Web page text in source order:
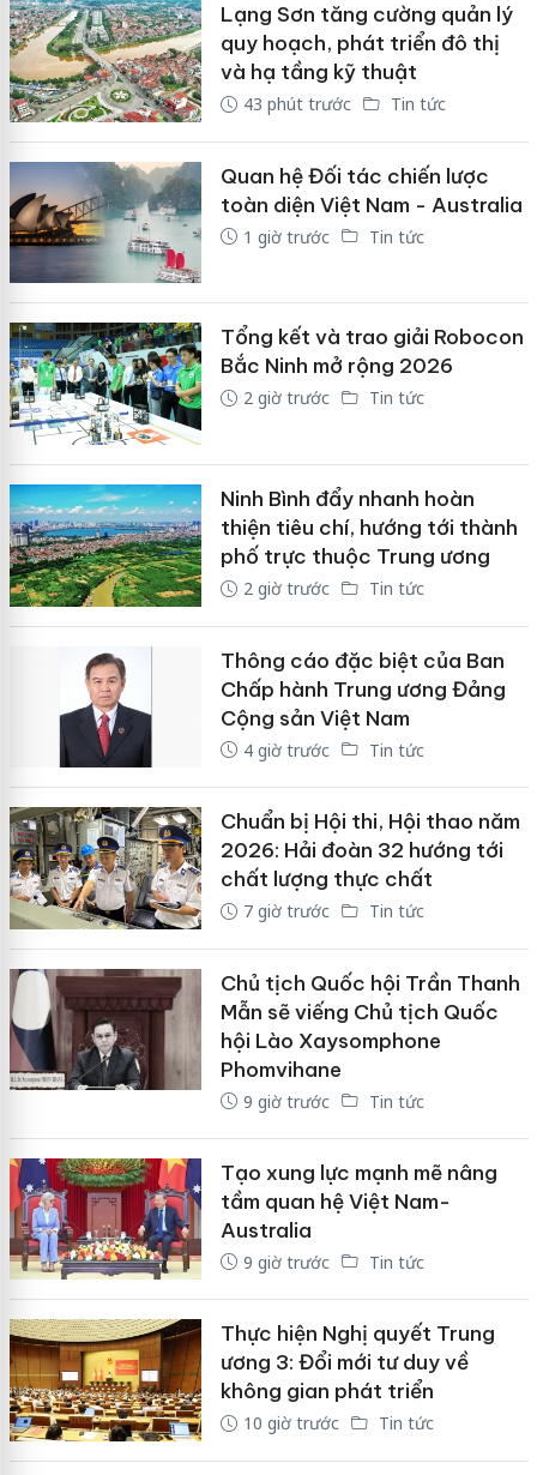
Lạng Sơn tăng cường quản lý
quy hoạch, phát triển đô thị
và hạ tầng kỹ thuật
43 phút trước Tin tức
Quan hệ Đối tác chiến lược
toàn diện Việt Nam - Australia
1 giờ trước Tin tức
Tổng kết và trao giải Robocon
Bắc Ninh mở rộng 2026
2 giờ trước Tin tức
Ninh Bình đẩy nhanh hoàn
thiện tiêu chí, hướng tới thành
phố trực thuộc Trung ương
2 giờ trước Tin tức
Thông cáo đặc biệt của Ban
Chấp hành Trung ương Đảng
Cộng sản Việt Nam
4 giờ trước Tin tức
Chuẩn bị Hội thi, Hội thao năm
2026: Hải đoàn 32 hướng tới
chất lượng thực chất
7 giờ trước Tin tức
Chủ tịch Quốc hội Trần Thanh
Mẫn sẽ viếng Chủ tịch Quốc
hội Lào Xaysomphone
Phomvihane
9 giờ trước Tin tức
Tạo xung lực mạnh mẽ nâng
tầm quan hệ Việt Nam-
Australia
9 giờ trước Tin tức
Thực hiện Nghị quyết Trung
ương 3: Đổi mới tư duy về
không gian phát triển
10 giờ trước Tin tức